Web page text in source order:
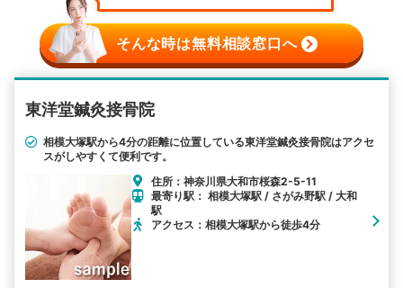
そんな時は無料相談窓口へ
東洋堂鍼灸接骨院
相模大塚駅から4分の距離に位置している東洋堂鍼灸接骨院はアクセ
スがしやすくて便利です。
住所：神奈川県大和市桜森2-5-11
最寄り駅： 相模大塚駅 / さがみ野駅 / 大和
駅
アクセス：相模大塚駅から徒歩4分